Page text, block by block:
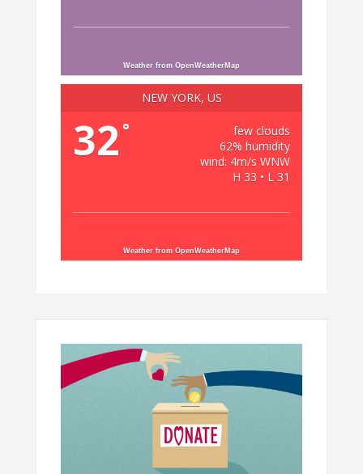
Weather from OpenWeatherMap
NEW YORK, US
32 °
few clouds
62% humidity
wind: 4m/s WNW
H 33 • L 31
Weather from OpenWeatherMap